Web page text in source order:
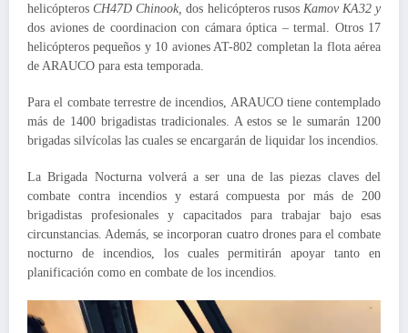
helicópterosCH47D Chinook,dos helicópteros rusos Kamov KA32 y
dos aviones de coordinacion con cámara óptica – termal. Otros 17
helicópteros pequeños y 10 aviones AT-802 completan la flota aérea
de ARAUCO para esta temporada.
Para el combate terrestre de incendios, ARAUCO tiene contemplado
más de 1400 brigadistas tradicionales. A estos se le sumarán 1200
brigadas silvícolas las cuales se encargarán de liquidar los incendios.
La Brigada Nocturna volverá a ser una de las piezas claves del
combate contra incendios y estará compuesta por más de 200
brigadistas profesionales y capacitados para trabajar bajo esas
circunstancias. Además, se incorporan cuatro drones para el combate
nocturno de incendios, los cuales permitirán apoyar tanto en
planificación como en combate de los incendios.